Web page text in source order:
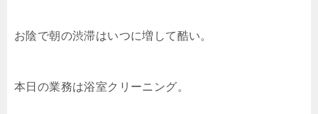
お陰で朝の渋滞はいつに増して酷い。
本日の業務は浴室クリーニング。